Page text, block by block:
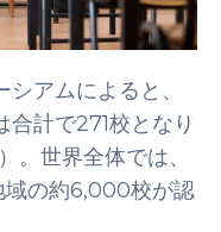
アムによると、
計で271校となり
。世界全体では、
域の約6,000校が認